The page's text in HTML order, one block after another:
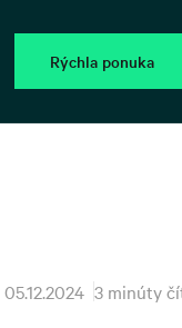
Rýchla ponuka
05.12.2024 3 minúty